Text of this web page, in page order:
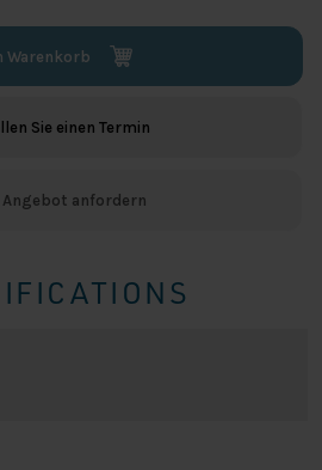
Warenkorb
Sie einen Termin
Angebot anfordern